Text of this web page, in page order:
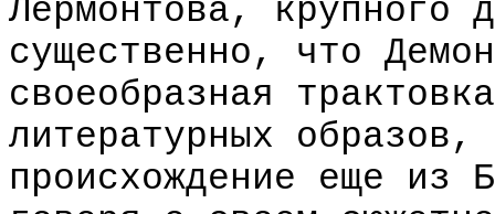
Лермонтова, крупного
существенно, что
своеобразная
литературных образов,
происхождение еще из